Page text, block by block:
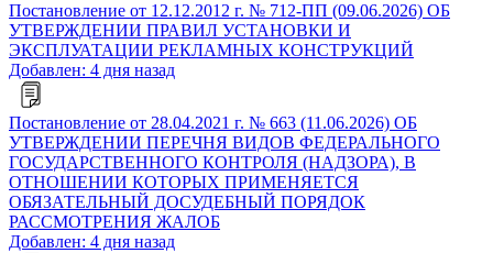
Постановление от 12.12.2012 г. № 712-ПП (09.06.2026) ОБ
УТВЕРЖДЕНИИ ПРАВИЛ УСТАНОВКИ И
ЭКСПЛУАТАЦИИ РЕКЛАМНЫХ КОНСТРУКЦИЙ
Добавлен: 4 дня назад
Постановление от 28.04.2021 г. № 663 (11.06.2026) ОБ
УТВЕРЖДЕНИИ ПЕРЕЧНЯ ВИДОВ ФЕДЕРАЛЬНОГО
ГОСУДАРСТВЕННОГО КОНТРОЛЯ (НАДЗОРА), В
ОТНОШЕНИИ КОТОРЫХ ПРИМЕНЯЕТСЯ
ОБЯЗАТЕЛЬНЫЙ ДОСУДЕБНЫЙ ПОРЯДОК
РАССМОТРЕНИЯ ЖАЛОБ
Добавлен: 4 дня назад